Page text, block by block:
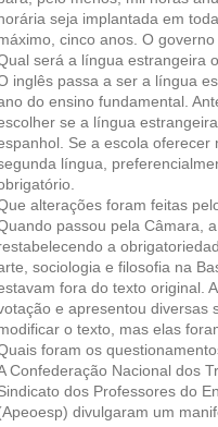
seja implantada em
cinco anos. O
será a língua estrangeira
inglês passa a ser a língua
do ensino fundamental.
se a língua
Se a escola
língua,
alterações foram feitas
passou pela Câmara,
a
sociologia e filosofia na
fora do texto original.
e apresentou diversas
o texto, mas elas
foram os
Confederação Nacional dos
dos Professores do
divulgaram um